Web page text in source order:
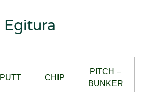
Egitura
PUTT CHIP
PITCH –
BUNKER